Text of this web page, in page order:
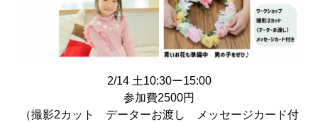
2/14 土10:30ー15:00
参加費2500円
（撮影2カット データーお渡し メッセージカード付